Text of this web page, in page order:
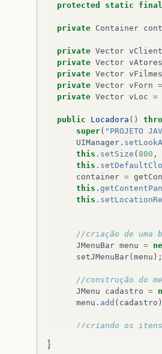
protected static final
private Container
private Vector
private Vector vAtores
private Vector vFilmes
private Vector vForn =
private Vector vLoc =
public Locadora ()
super( "PROJETO
UIManager .
this . setSize ( 800 ,
this .
container =
this .
this .
//criação de uma
JMenuBar menu =
setJMenuBar( menu );
//construção do
JMenu
cadastro =
menu . add ( cadastro
//criando os itens
}